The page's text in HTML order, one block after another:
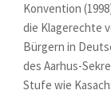
Konvention
die Klagerechte
Bürgern in
des Aarhus-
Stufe wie